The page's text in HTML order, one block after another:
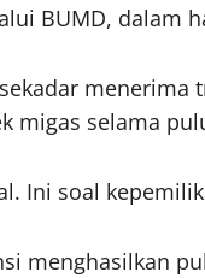
BUMD, dalam
migas selama
Ini soal
menghasilkan